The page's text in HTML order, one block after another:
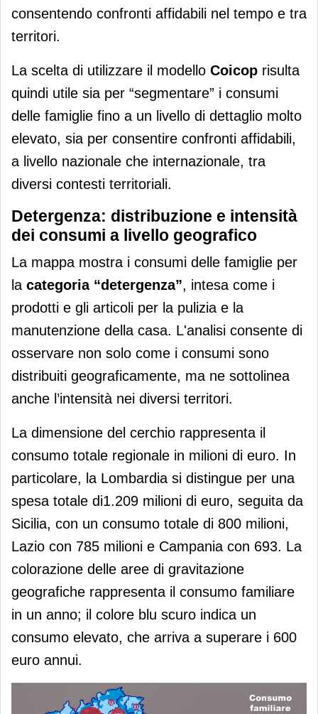
consentendo confronti affidabili nel tempo e tra
territori.
La scelta di utilizzare il modello Coicop risulta
quindi utile sia per “segmentare” i consumi
delle famiglie fino a un livello di dettaglio molto
elevato, sia per consentire confronti affidabili,
a livello nazionale che internazionale, tra
diversi contesti territoriali.
Detergenza: distribuzione e intensità
dei consumi a livello geografico
La mappa mostra i consumi delle famiglie per
la categoria “detergenza”, intesa come i
prodotti e gli articoli per la pulizia e la
manutenzione della casa. L'analisi consente di
osservare non solo come i consumi sono
distribuiti geograficamente, ma ne sottolinea
anche l’intensità nei diversi territori.
La dimensione del cerchio rappresenta il
consumo totale regionale in milioni di euro. In
particolare, la Lombardia si distingue per una
spesa totale di1.209 milioni di euro, seguita da
Sicilia, con un consumo totale di 800 milioni,
Lazio con 785 milioni e Campania con 693. La
colorazione delle aree di gravitazione
geografiche rappresenta il consumo familiare
in un anno; il colore blu scuro indica un
consumo elevato, che arriva a superare i 600
euro annui.